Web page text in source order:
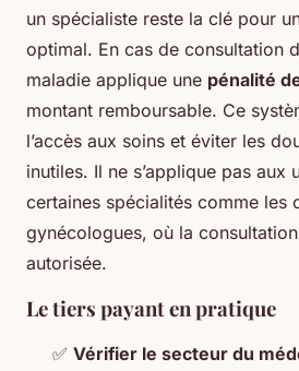
un spécialiste reste la clé pour
optimal. En cas de consultation
maladie applique une pénalité
montant remboursable. Ce
l’accès aux soins et éviter les
inutiles. Il ne s’applique pas aux
certaines spécialités comme les
gynécologues, où la
autorisée.
Le tiers payant en pratique
✅ Vérifier le secteur du